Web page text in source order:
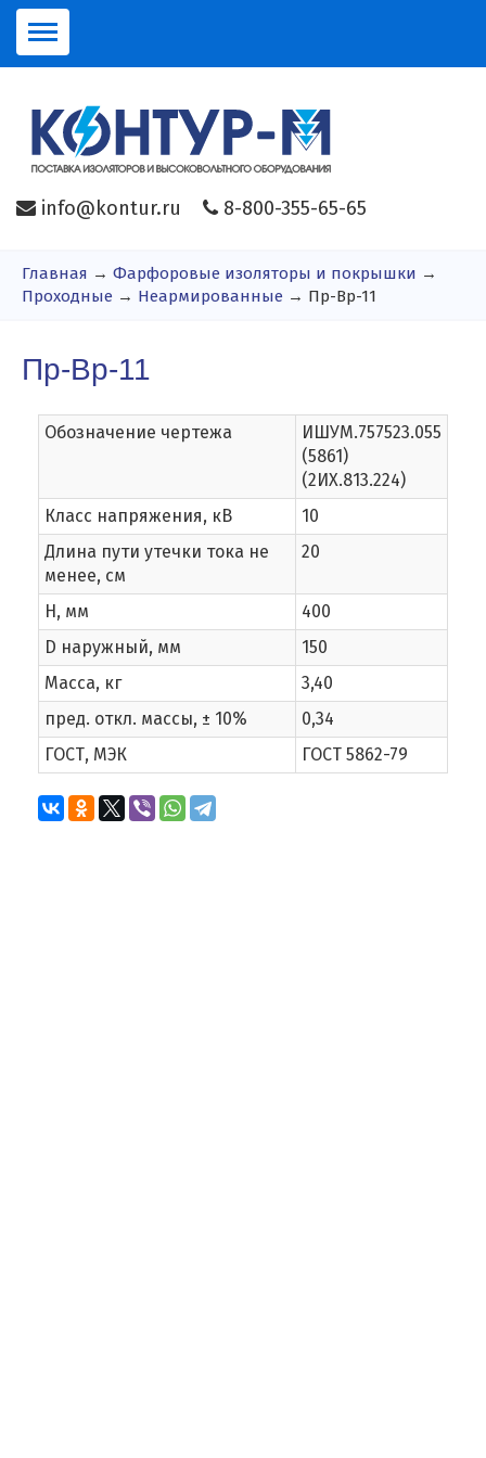
info@kontur.ru 8-800-355-65-65
Главная → Фарфоровые изоляторы и покрышки →
Проходные → Неармированные → Пр-Вр-11
Пр-Вр-11
Обозначение чертежа
ИШУМ.757523.055
(5861)
(2ИХ.813.224)
Класс напряжения, кВ
10
Длина пути утечки тока не
менее, см
20
Н, мм
400
D наружный, мм
150
Масса, кг
3,40
пред. откл. массы, ± 10%
0,34
ГОСТ, МЭК
ГОСТ 5862-79